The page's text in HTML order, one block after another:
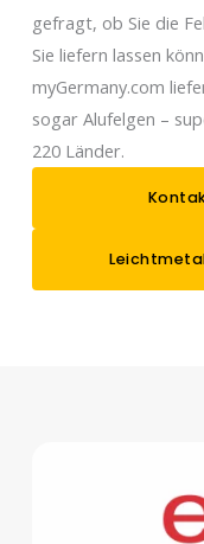
gefragt, ob Sie die
Sie liefern lassen
myGermany.com
sogar Alufelgen –
220 Länder.